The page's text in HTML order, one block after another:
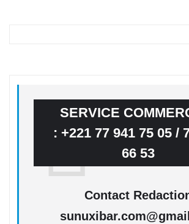
SERVICE
: +221 77 941 75 05 /
66 53
Contact